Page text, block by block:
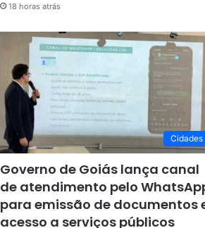
18 horas atrás
Cidades
Governo de Goiás lança canal
de atendimento pelo
para emissão de documentos
acesso a serviços públicos